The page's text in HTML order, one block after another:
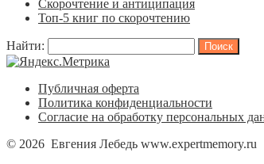
Скорочтение и антиципация
Топ-5 книг по скорочтению
Найти:
Публичная оферта
Политика конфиденциальности
Согласие на обработку персональных
© 2026 Евгения Лебедь www.expertmemory.ru